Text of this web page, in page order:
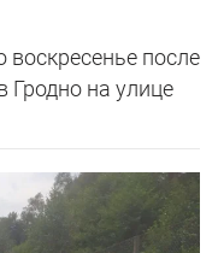
после
Гродно на улице